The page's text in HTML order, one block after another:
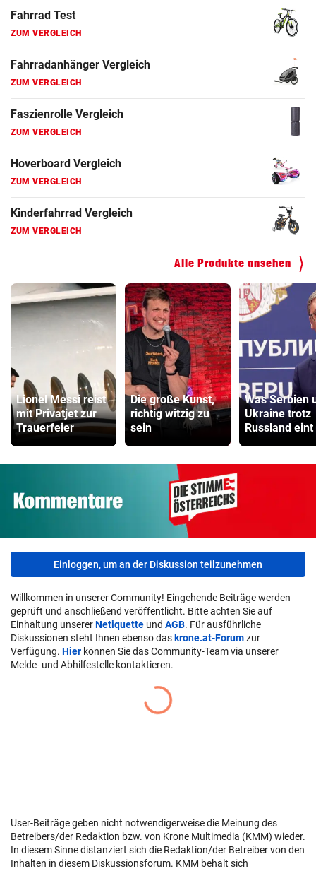
ZUM VERGLEICH
Fahrrad Test
ZUM VERGLEICH
Fahrradanhänger Vergleich
ZUM VERGLEICH
Faszienrolle Vergleich
ZUM VERGLEICH
Hoverboard Vergleich
ZUM VERGLEICH
Kinderfahrrad Vergleich
Alle Produkte ansehen
Lionel Messi reist
mit Privatjet zur
Trauerfeier
Die große Kunst,
richtig witzig zu
sein
Was Serbien
Ukraine trotz
Russland eint
Einloggen, um an der Diskussion teilzunehmen
Willkommen in unserer Community! Eingehende Beiträge werden
geprüft und anschließend veröffentlicht. Bitte achten Sie auf
Einhaltung unsererNetiquette und AGB. Für ausführliche
Diskussionen steht Ihnen ebenso das krone.at-Forumzur
Verfügung. Hier können Sie das Community-Team via unserer
Melde- und Abhilfestelle kontaktieren.
User-Beiträge geben nicht notwendigerweise die Meinung des
Betreibers/der Redaktion bzw. von Krone Multimedia (KMM) wieder.
In diesem Sinne distanziert sich die Redaktion/der Betreiber von den
Inhalten in diesem Diskussionsforum. KMM behält sich